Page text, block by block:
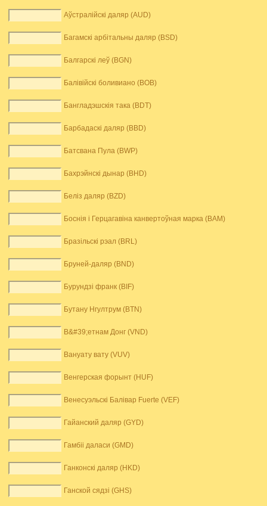
Аўстралійскі даляр (AUD)
Багамскі арбітальны даляр (BSD)
Балгарскі леў (BGN)
Балівійскі боливиано (BOB)
Бангладэшскія така (BDT)
Барбадаскі даляр (BBD)
Батсвана Пула (BWP)
Бахрэйнскі дынар (BHD)
Беліз даляр (BZD)
Боснія і Герцагавіна канвертоўная марка (BAM)
Бразільскі рэал (BRL)
Бруней-даляр (BND)
Бурундзі франк (BIF)
Бутану Нгултрум (BTN)
В&#39;етнам Донг (VND)
Вануату вату (VUV)
Венгерская форынт (HUF)
Венесуэльскі Балівар Fuerte (VEF)
Гайанский даляр (GYD)
Гамбіі даласи (GMD)
Ганконскі даляр (HKD)
Ганской сядзі (GHS)